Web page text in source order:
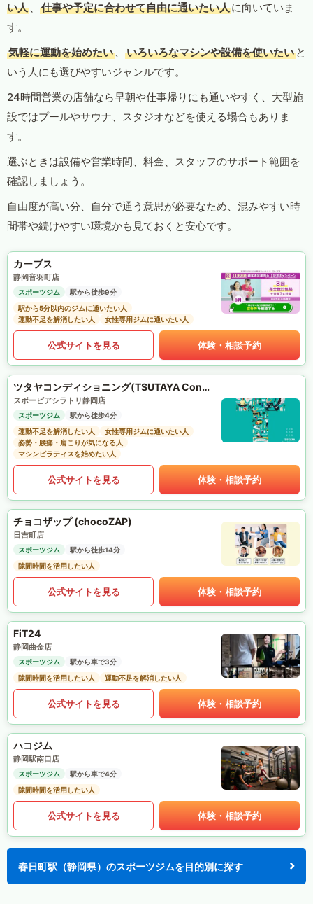
い人 、 仕事や予定に合わせて自由に通いたい人に向いていま
す。
気軽に運動を始めたい 、 いろいろなマシンや設備を使いたい と
いう人にも選びやすいジャンルです。
24時間営業の店舗なら早朝や仕事帰りにも通いやすく、大型施
設ではプールやサウナ、スタジオなどを使える場合もありま
す。
選ぶときは設備や営業時間、料金、スタッフのサポート範囲を
確認しましょう。
自由度が高い分、自分で通う意思が必要なため、混みやすい時
間帯や続けやすい環境かも見ておくと安心です。
カーブス
静岡音羽町店
スポーツジム
駅から徒歩9分
駅から5分以内のジムに通いたい人
運動不足を解消したい人
女性専用ジムに通いたい人
公式サイトを見る 体験・相談予約
ツタヤコンディショニング(TSUTAYA Conditioning)PILATES
スポーピアシラトリ静岡店
スポーツジム
駅から徒歩4分
運動不足を解消したい人
女性専用ジムに通いたい人
姿勢・腰痛・肩こりが気になる人
マシンピラティスを始めたい人
公式サイトを見る 体験・相談予約
チョコザップ (chocoZAP)
日吉町店
スポーツジム
駅から徒歩14分
隙間時間を活用したい人
公式サイトを見る 体験・相談予約
FiT24
静岡曲金店
スポーツジム
駅から車で3分
隙間時間を活用したい人
運動不足を解消したい人
公式サイトを見る 体験・相談予約
ハコジム
静岡駅南口店
スポーツジム
駅から車で4分
隙間時間を活用したい人
公式サイトを見る 体験・相談予約
春日町駅（静岡県）のスポーツジムを目的別に探す